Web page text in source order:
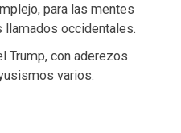
para las mentes
occidentales.
Trump, con aderezos
varios.